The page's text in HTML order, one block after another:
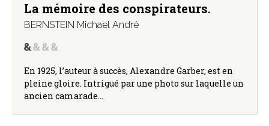
La mémoire des conspirateurs.
BERNSTEIN Michael André
En 1925, l’auteur à succès, Alexandre Garber, est en
pleine gloire. Intrigué par une photo sur laquelle un
ancien camarade…